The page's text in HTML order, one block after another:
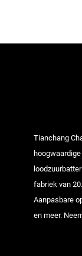
Tianchang
fabriek van
Aanpasbare
en meer.